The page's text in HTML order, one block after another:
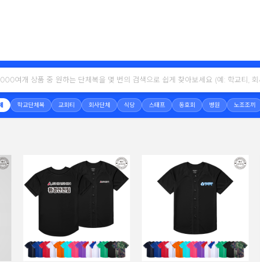
학교단체복 교회티 회사단체 식당 스태프 동호회 병원 노조조끼